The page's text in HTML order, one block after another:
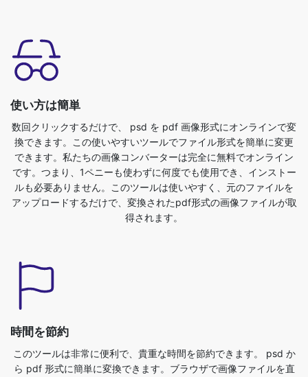
使い方は簡単
数回クリックするだけで、 psd を pdf 画像形式にオンラインで変
換できます。この使いやすいツールでファイル形式を簡単に変更
できます。私たちの画像コンバーターは完全に無料でオンライン
です。つまり、1ペニーも使わずに何度でも使用でき、インストー
ルも必要ありません。このツールは使いやすく、元のファイルを
アップロードするだけで、変換されたpdf形式の画像ファイルが取
得されます。
時間を節約
このツールは非常に便利で、貴重な時間を節約できます。 psd か
ら pdf 形式に簡単に変換できます。ブラウザで画像ファイルを直
接変換できます。高速、安全、無料です。サインアップやインス
トールは不要です。画像を psd から pdf 形式に変換するには、ま
ず psd ファイルをアップロードする必要があります。別の形式に
変換したいファイルをお使いのデバイスから選択するだけでこれ